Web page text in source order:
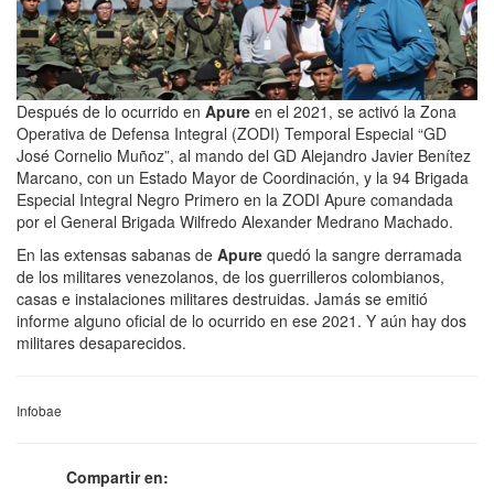
Después de lo ocurrido en Apure en el 2021, se activó la Zona
Operativa de Defensa Integral (ZODI) Temporal Especial “GD
José Cornelio Muñoz”, al mando del GD Alejandro Javier Benítez
Marcano, con un Estado Mayor de Coordinación, y la 94 Brigada
Especial Integral Negro Primero en la ZODI Apure comandada
por el General Brigada Wilfredo Alexander Medrano Machado.
En las extensas sabanas de Apure quedó la sangre derramada
de los militares venezolanos, de los guerrilleros colombianos,
casas e instalaciones militares destruidas. Jamás se emitió
informe alguno oficial de lo ocurrido en ese 2021. Y aún hay dos
militares desaparecidos.
Infobae
Compartir en: